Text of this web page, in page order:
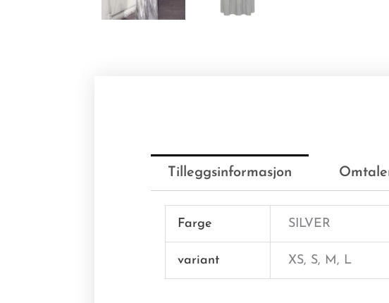
Tilleggsinformasjon
Farge SILVER
variant XS, S, M, L